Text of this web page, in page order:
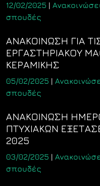
12/02/2025 |
σπουδές
ΑΝΑΚΟΙΝΩΣΗ ΓΙΑ
ΕΡΓΑΣΤΗΡΙΑΚΟΥ
ΚΕΡΑΜΙΚΗΣ
05/02/2025 |
σπουδές
ΑΝΑΚΟΙΝΩΣΗ
ΠΤΥΧΙΑΚΩΝ
2025
03/02/2025 |
σπουδές